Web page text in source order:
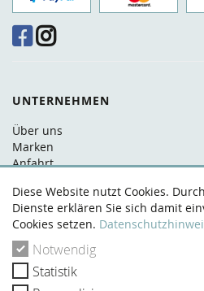
Diese Website nutzt Cookies.
Dienste erklären Sie sich damit
Cookies setzen.
Notwendig
Statistik
UNTERNEHMEN
Über uns
Marken
Anfahrt
Kontakt
AGB
Datenschutz